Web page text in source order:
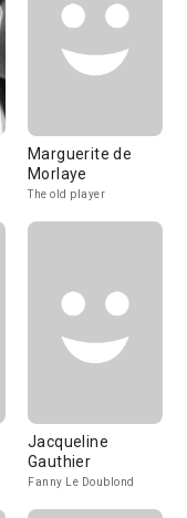
Marguerite de
Morlaye
The old player
Jacqueline
Gauthier
Fanny Le Doublond